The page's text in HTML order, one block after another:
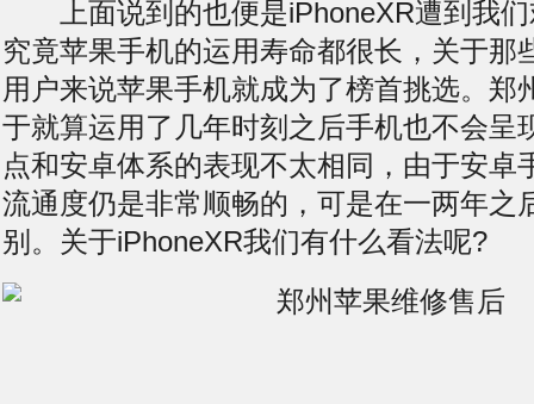
上面说到的也便是iPhoneXR遭到我们
究竟苹果手机的运用寿命都很长，关于那
用户来说苹果手机就成为了榜首挑选。郑
于就算运用了几年时刻之后手机也不会呈
点和安卓体系的表现不太相同，由于安卓
流通度仍是非常顺畅的，可是在一两年之
别。关于iPhoneXR我们有什么看法呢?